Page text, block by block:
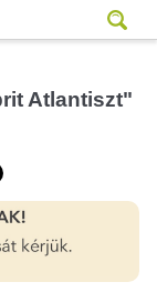
Atlantiszt"